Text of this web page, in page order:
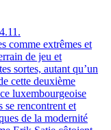
comme extrêmes et
de jeu et
sortes, autant qu’un
cette deuxième
luxembourgeoise
se rencontrent et
de la modernité